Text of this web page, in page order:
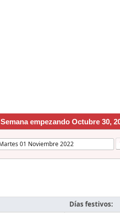
Semana empezando Octubre 30,
Días festivos: